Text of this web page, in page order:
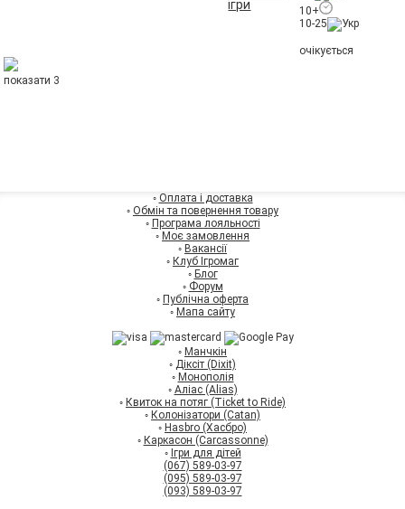
ігри
10+
10-25
очікується
показати 3
◦ Оплата і доставка
◦ Обмін та повернення товару
◦ Програма лояльності
◦ Моє замовлення
◦ Вакансії
◦ Клуб Ігромаг
◦ Блог
◦ Форум
◦ Публічна оферта
◦ Мапа сайту
◦ Манчкін
◦ Діксіт (Dixit)
◦ Монополія
◦ Аліас (Alias)
◦ Квиток на потяг (Ticket to Ride)
◦ Колонізатори (Catan)
◦ Hasbro (Хасбро)
◦ Каркасон (Carcassonne)
◦ Ігри для дітей
(067) 589-03-97
(095) 589-03-97
(093) 589-03-97